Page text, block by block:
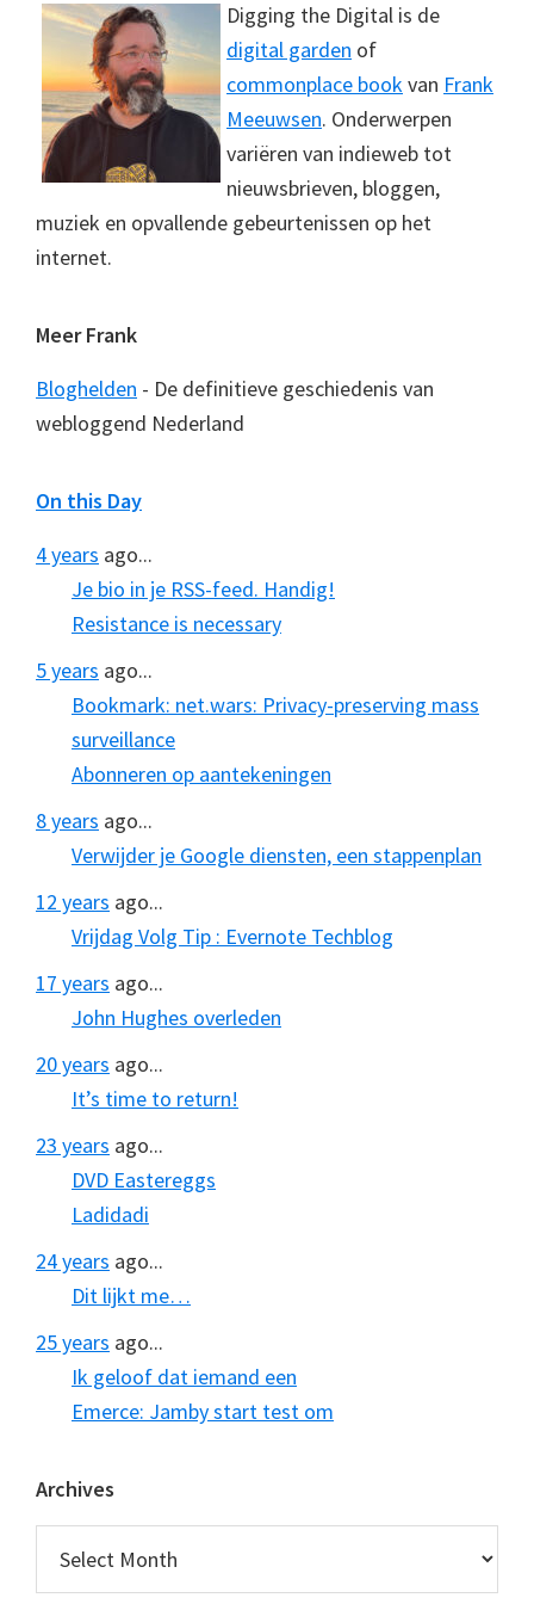
Digging the Digital is de
digital garden of
commonplace bookvan Frank
Meeuwsen. Onderwerpen
variëren van indieweb tot
nieuwsbrieven, bloggen,
muziek en opvallende gebeurtenissen op het
internet.
Meer Frank
Bloghelden - De definitieve geschiedenis van
webloggend Nederland
On this Day
4 years ago...
Je bio in je RSS-feed. Handig!
Resistance is necessary
5 years ago...
Bookmark: net.wars: Privacy-preserving mass
surveillance
Abonneren op aantekeningen
8 years ago...
Verwijder je Google diensten, een stappenplan
12 years ago...
Vrijdag Volg Tip : Evernote Techblog
17 years ago...
John Hughes overleden
20 years ago...
It’s time to return!
23 years ago...
DVD Eastereggs
Ladidadi
24 years ago...
Dit lijkt me…
25 years ago...
Ik geloof dat iemand een
Emerce: Jamby start test om
Archives